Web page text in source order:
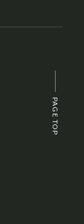
PAGE TOP